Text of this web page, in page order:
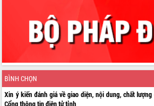
BÌNH CHỌN
Xin ý kiến đánh giá về giao diện, nội dung, chất
Cổng thông tin điện tử tỉnh